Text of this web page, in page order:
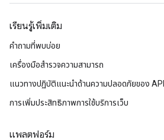
เรียนรู้เพิ่มเติม
คำถามที่พบบ่อย
เครื่องมือสำรวจความสามารถ
แนวทางปฏิบัติแนะนําด้านความปลอดภัยของ API
การเพิ่มประสิทธิภาพการใช้บริการเว็บ
แพลตฟอร์ม